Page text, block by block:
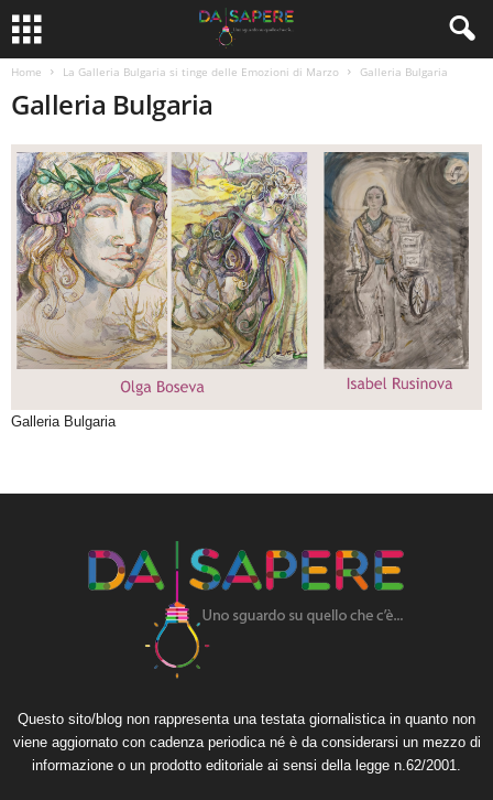
Home La Galleria Bulgaria si tinge delle Emozioni di Marzo Galleria Bulgaria
Galleria Bulgaria
Galleria Bulgaria
Questo sito/blog non rappresenta una testata giornalistica in quanto non
viene aggiornato con cadenza periodica né è da considerarsi un mezzo di
informazione o un prodotto editoriale ai sensi della legge n.62/2001.